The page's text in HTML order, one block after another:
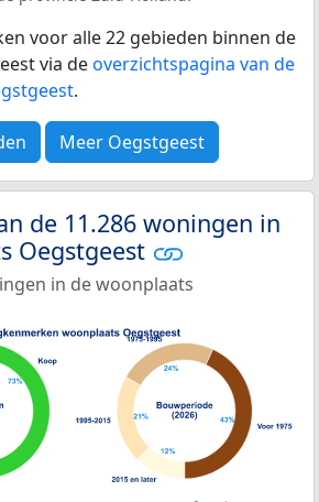
voor alle 22 gebieden binnen de
via deoverzichtspagina van de
.
Meer Oegstgeest
de 11.286 woningen in
Oegstgeest
in de woonplaats